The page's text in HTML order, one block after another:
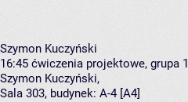
Szymon Kuczyński
16:45 ćwiczenia projektowe, grupa 1
Szymon Kuczyński,
Sala 303, budynek: A-4 [A4]